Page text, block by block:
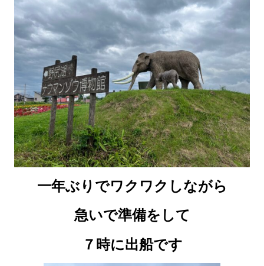
一年ぶりでワクワクしながら
急いで準備をして
７時に出船です